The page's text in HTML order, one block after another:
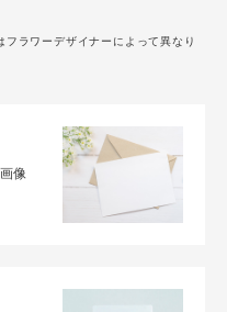
ラワーデザイナーによって異なり
像